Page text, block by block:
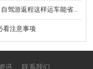
中车物流：进藏 vs 出藏托运差价巨大！自驾游返程这样运车能省一半钱
看注意事项
讯 联系我们